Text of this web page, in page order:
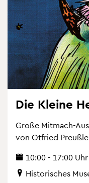
Die Klei­ne
Große Mit­mach-
von Ot­fried
10:00 - 17:00 Uhr
His­to­ri­sches